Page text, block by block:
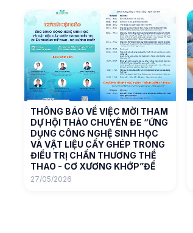
THÔNG BÁO VỀ VIỆC MỜI THAM
DỰ HỘI THẢO CHUYÊN ĐE “ỨNG
DỤNG CÔNG NGHỆ SINH HỌC
VÀ VẬT LIỆU CẤY GHÉP TRONG
ĐIỀU TRỊ CHẤN THƯƠNG THỂ
THAO - CƠ XƯƠNG KHỚP”ĐỀ
27/05/2026